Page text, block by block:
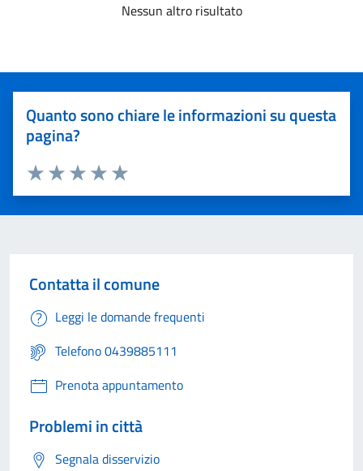
Nessun altro risultato
Quanto sono chiare le informazioni su questa
pagina?
Valuta 5 stelle su 5
Valuta 4 stelle su 5
Valuta 3 stelle su 5
Valuta 2 stelle su 5
Valuta 1 stelle su 5
Contatta il comune
Leggi le domande frequenti
Telefono 0439885111
Prenota appuntamento
Problemi in città
Segnala disservizio